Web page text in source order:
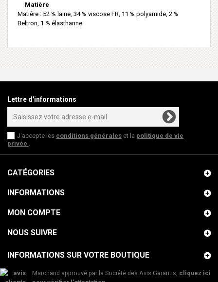
Matière
Matière : 52 % laine, 34 % viscose FR, 11 % polyamide, 2 %
Beltron, 1 % élasthanne
Lettre d'informations
J'accepte les conditions générales et la politique de vie
privée
CATÉGORIES
INFORMATIONS
MON COMPTE
NOUS SUIVRE
INFORMATIONS SUR VOTRE BOUTIQUE
Marchand approuvé par la Société des Avis Garantis, cliquez ici